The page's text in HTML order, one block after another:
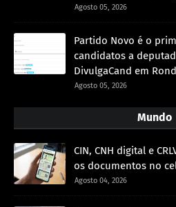
Agosto 05, 2026
Partido Novo é o
candidatos a
DivulgaCand em
Agosto 05, 2026
Mundo
CIN, CNH digital e
os documentos no
Agosto 04, 2026